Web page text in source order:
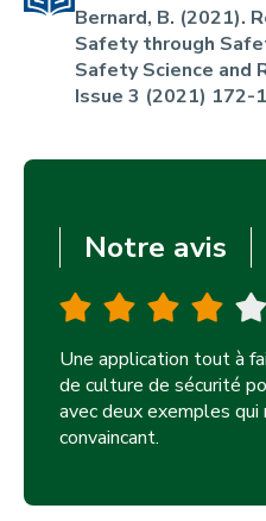
c
Bernard, B. (2021).
Safety through
Safety Science and
Issue 3 (2021) 172-
Notre avis
Une application tout à
de culture de sécurité
avec deux exemples
convaincant.